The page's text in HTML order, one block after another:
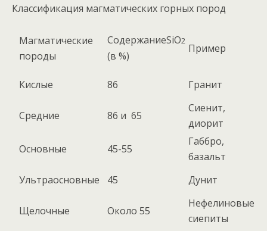
Классификация магматических горных пород
Магматические
породы
СодержаниеSiO2
(в %)
Пример
Кислые 86 Гранит
Средние 86 и 65
Сиенит,
диорит
Основные
45-55
Габбро,
базальт
Ультраосновные
45 Дунит
Щелочные Около 55
Нефелиновые
сиепиты